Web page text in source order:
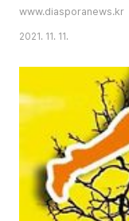
www.diasporanews.kr
2021. 11. 11.